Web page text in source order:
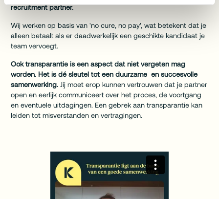
recruitment partner.
Wij werken op basis van 'no cure, no pay', wat betekent dat je
alleen betaalt als er daadwerkelijk een geschikte kandidaat je
team vervoegt.
Ook transparantie is een aspect dat niet vergeten mag
worden. Het is dé sleutel tot een duurzame en succesvolle
samenwerking. Jij moet erop kunnen vertrouwen dat je partner
open en eerlijk communiceert over het proces, de voortgang
en eventuele uitdagingen. Een gebrek aan transparantie kan
leiden tot misverstanden en vertragingen.